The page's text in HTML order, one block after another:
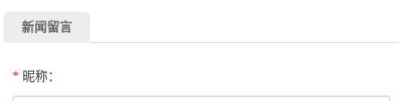
新闻留言
* 昵称：